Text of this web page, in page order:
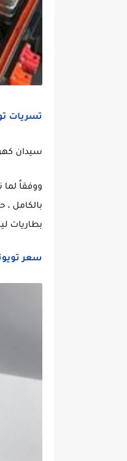
تسريات
سيدان
ووفقاً لما
بطاريات
سعر